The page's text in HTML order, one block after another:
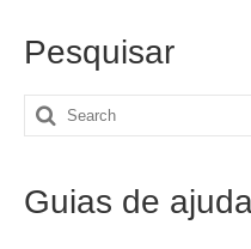
Pesquisar
Search
Guias de